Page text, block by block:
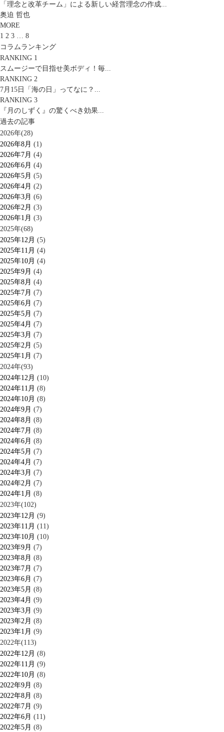
「理念と改革チーム」による新しい経営理念の作成...
奥迫 哲也
MORE
1 2 3 … 8
コラムランキング
RANKING 1
スムージーで目指せ美ボディ！毎...
RANKING 2
7月15日「海の日」ってなに？...
RANKING 3
『月のしずく』の驚くべき効果...
過去の記事
2026年(28)
2026年8月 (1)
2026年7月 (4)
2026年6月 (4)
2026年5月 (5)
2026年4月 (2)
2026年3月 (6)
2026年2月 (3)
2026年1月 (3)
2025年(68)
2025年12月 (5)
2025年11月 (4)
2025年10月 (4)
2025年9月 (4)
2025年8月 (4)
2025年7月 (7)
2025年6月 (7)
2025年5月 (7)
2025年4月 (7)
2025年3月 (7)
2025年2月 (5)
2025年1月 (7)
2024年(93)
2024年12月 (10)
2024年11月 (8)
2024年10月 (8)
2024年9月 (7)
2024年8月 (8)
2024年7月 (8)
2024年6月 (8)
2024年5月 (7)
2024年4月 (7)
2024年3月 (7)
2024年2月 (7)
2024年1月 (8)
2023年(102)
2023年12月 (9)
2023年11月 (11)
2023年10月 (10)
2023年9月 (7)
2023年8月 (8)
2023年7月 (7)
2023年6月 (7)
2023年5月 (8)
2023年4月 (9)
2023年3月 (9)
2023年2月 (8)
2023年1月 (9)
2022年(113)
2022年12月 (8)
2022年11月 (9)
2022年10月 (8)
2022年9月 (8)
2022年8月 (8)
2022年7月 (9)
2022年6月 (11)
2022年5月 (8)